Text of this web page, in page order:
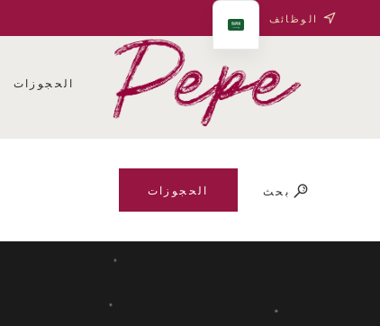
الوظائف
الحجوزات
بحث الحجوزات